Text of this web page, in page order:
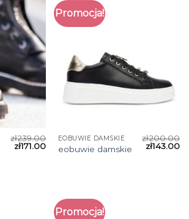
zł239.00
zł171.00
Promocja!
EOBUWIE DAMSKIE
eobuwie damskie
zł200.00
zł143.00
Promocja!